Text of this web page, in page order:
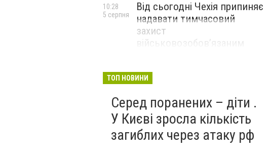
Від сьогодні Чехія припиняє
надавати тимчасовий
захист
військовозобов’язаним
10:28
5 серпня
ТОП НОВИНИ
Серед поранених – діти .
У Києві зросла кількість
загиблих через атаку рф